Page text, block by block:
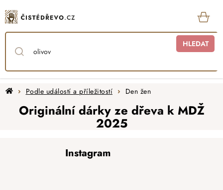
na
obsah
HLEDAT
DomůPodle událostí a příležitostí Den žen
Originální dárky ze dřeva k MDŽ
2025
Instagram